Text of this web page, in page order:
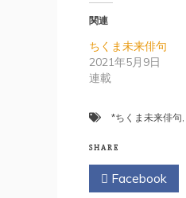
関連
ちくま未来俳句
2021年5月9日
連載
*ちくま未来俳句,
SHARE
Facebook